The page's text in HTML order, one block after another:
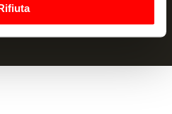
scansionandolo
nella